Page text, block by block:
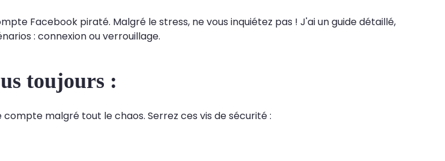
Facebook piraté. Malgré le stress, ne vous inquiétez pas ! J'ai un guide détaillé,
: connexion ou verrouillage.
toujours :
malgré tout le chaos. Serrez ces vis de sécurité :